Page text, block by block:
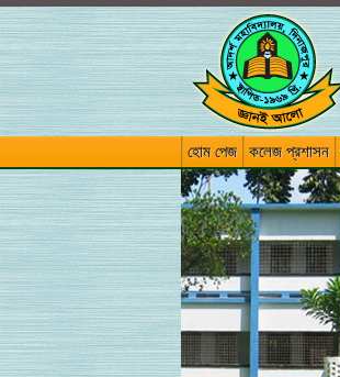
হোম পেজ কলেজ প্রশাসন